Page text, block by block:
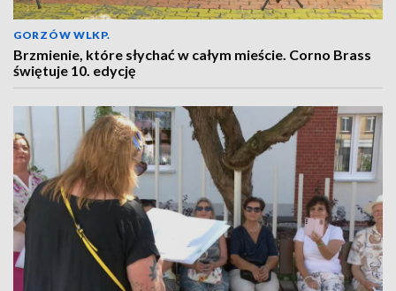
GORZÓW WLKP.
Brzmienie, które słychać w całym mieście. Corno Brass
świętuje 10. edycję